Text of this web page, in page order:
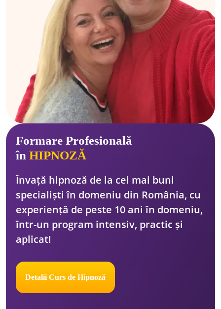
Formare Profesională
în HIPNOZĂ
Învață hipnoză de la cei mai buni
specialiști în domeniu din România, cu
experiență de peste 10 ani în domeniu,
într-un program intensiv, practic și
aplicat!
Detalii Curs de Hipnoză